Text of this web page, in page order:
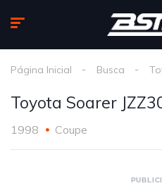
Página Inicial Busca
Toyota Soarer
1998 Coupe